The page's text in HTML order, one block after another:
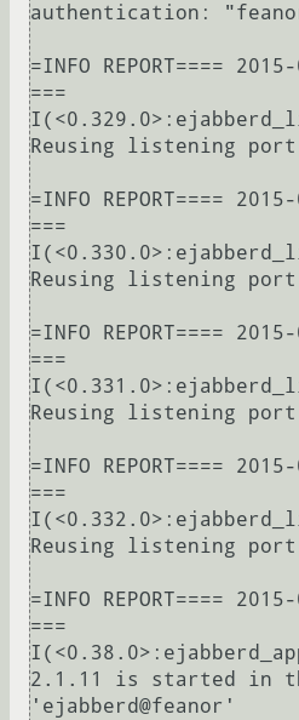
authentication:
=INFO REPORT====
===
Reusing listening
=INFO REPORT====
===
Reusing listening
=INFO REPORT====
===
Reusing listening
=INFO REPORT====
===
Reusing listening
=INFO REPORT====
===
2.1.11 is started in
'ejabberd@feanor'